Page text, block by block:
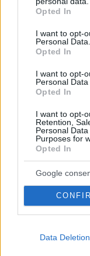
grant or deny
use your data for
consent section.
Opted In
I want to opt-
Personal Data.
Opted In
I want to opt-
Personal Data
Opted In
I want to opt-
Retention,
Personal
Purposes for
Opted In
Google
Data Deletion
Είδος υπό
Ελλάδα που
τα επιδόματα, η